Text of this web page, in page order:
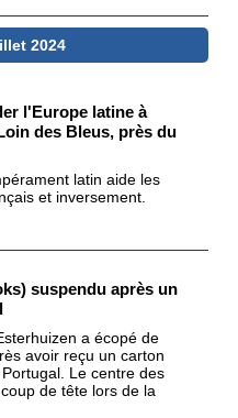
2024
l'Europe latine à
des Bleus, près du
latin aide les
et inversement.
suspendu après un
a écopé de
avoir reçu un carton
Le centre des
de tête lors de la